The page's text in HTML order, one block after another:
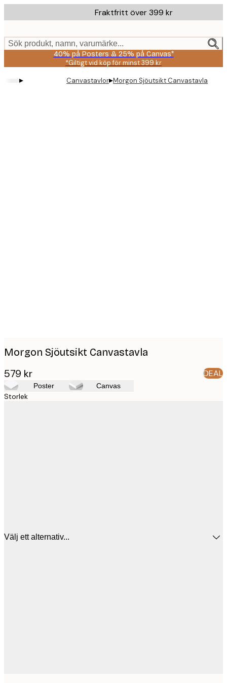
to
content.
Fraktfritt över 399 kr
Sök produkt, namn, varumärke...
40% på Posters & 25% på Canvas*
*Giltigt vid köp för minst 399 kr
▸ Canvastavlor▸Morgon Sjöutsikt Canvastavla
Morgon Sjöutsikt Canvastavla
579 kr DEAL
Poster Canvas
Storlek
Välj ett alternativ...